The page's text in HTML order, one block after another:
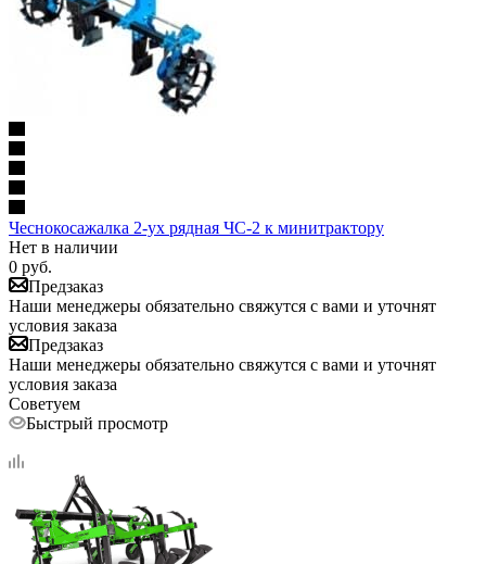
Чеснокосажалка 2-ух рядная ЧС-2 к минитрактору
Нет в наличии
0 руб.
Предзаказ
Наши менеджеры обязательно свяжутся с вами и уточнят
условия заказа
Предзаказ
Наши менеджеры обязательно свяжутся с вами и уточнят
условия заказа
Советуем
Быстрый просмотр